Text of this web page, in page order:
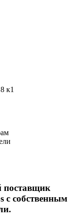
к1
с собственным